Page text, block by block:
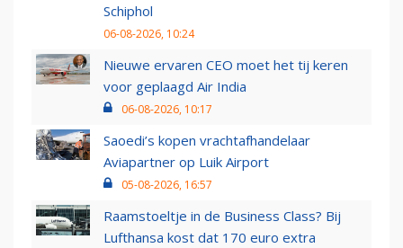
Schiphol
06-08-2026, 10:24
Nieuwe ervaren CEO moet het tij keren
voor geplaagd Air India
06-08-2026, 10:17
Saoedi’s kopen vrachtafhandelaar
Aviapartner op Luik Airport
05-08-2026, 16:57
Raamstoeltje in de Business Class? Bij
Lufthansa kost dat 170 euro extra